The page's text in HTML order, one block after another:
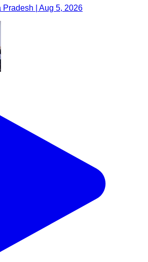
| Aug 5, 2026